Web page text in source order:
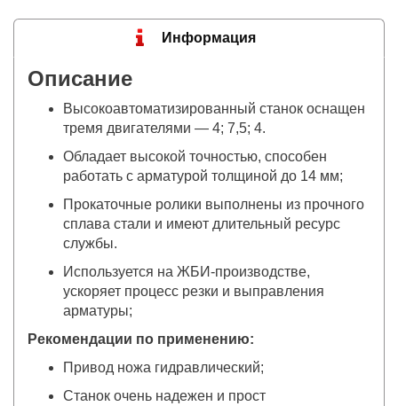
Информация
Описание
Высокоавтоматизированный станок оснащен
тремя двигателями — 4; 7,5; 4.
Обладает высокой точностью, способен
работать с арматурой толщиной до 14 мм;
Прокаточные ролики выполнены из прочного
сплава стали и имеют длительный ресурс
службы.
Используется на ЖБИ-производстве,
ускоряет процесс резки и выправления
арматуры;
Рекомендации по применению:
Привод ножа гидравлический;
Станок очень надежен и прост